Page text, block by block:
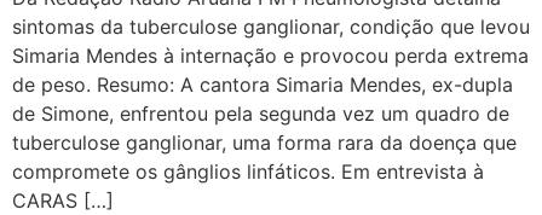
sintomas da tuberculose ganglionar, condição que levou
Simaria Mendes à internação e provocou perda extrema
de peso. Resumo: A cantora Simaria Mendes, ex-dupla
de Simone, enfrentou pela segunda vez um quadro de
tuberculose ganglionar, uma forma rara da doença que
compromete os gânglios linfáticos. Em entrevista à
CARAS […]